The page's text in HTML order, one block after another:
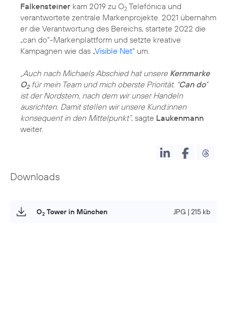
Falkensteiner kam 2019 zu O2 Telefónica und
verantwortete zentrale Markenprojekte. 2021 übernahm
er die Verantwortung des Bereichs, startete 2022 die
„can do“-Markenplattform und setzte kreative
Kampagnen wie das „Visible Net“ um.
„Auch nach Michaels Abschied hat unsere Kernmarke
O2für mein Team und mich oberste Priorität. ‘Can do’
ist der Nordstern, nach dem wir unser Handeln
ausrichten. Damit stellen wir unsere Kund:innen
konsequent in den Mittelpunkt“, sagte Laukenmann
weiter.
Downloads
O2 Tower in München JPG | 215 kb